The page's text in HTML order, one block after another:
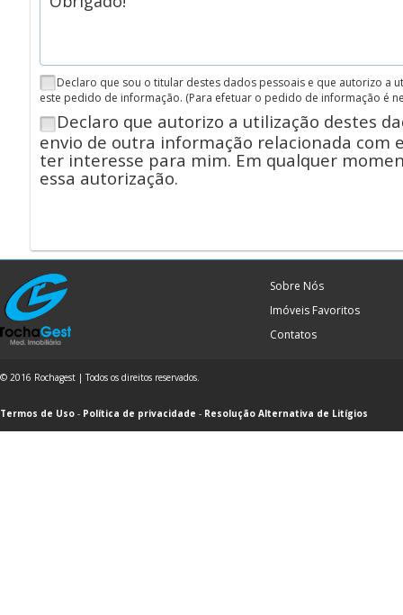
Declaro que sou o titular destes dados pessoais e que autorizo a
este pedido de informação. (Para efetuar o pedido de informação é
Declaro que autorizo a utilização destes
envio de outra informação relacionada com
ter interesse para mim. Em qualquer
essa autorização.
Sobre Nós
Imóveis Favoritos
Contatos
© 2016 Rochagest | Todos os direitos reservados.
Termos de Uso - Política de privacidade - Resolução Alternativa de Litígios